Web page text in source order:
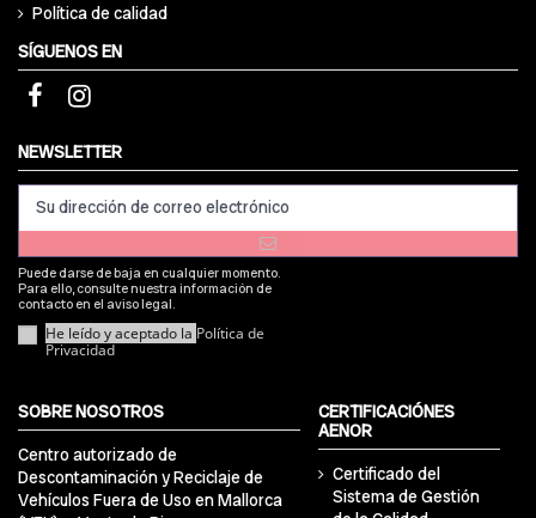
Política de calidad
SÍGUENOS EN
NEWSLETTER
Puede darse de baja en cualquier momento.
Para ello, consulte nuestra información de
contacto en el aviso legal.
He leído y aceptado la Política de
Privacidad
SOBRE NOSOTROS
Centro autorizado de
Descontaminación y Reciclaje de
Vehículos Fuera de Uso en Mallorca
CERTIFICACIÓNES
AENOR
Certificado del
Sistema de Gestión